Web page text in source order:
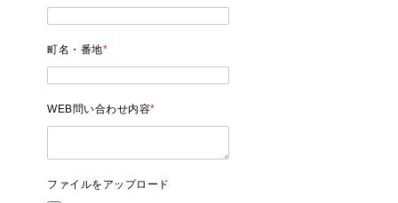
町名・番地*
WEB問い合わせ内容*
ファイルをアップロード